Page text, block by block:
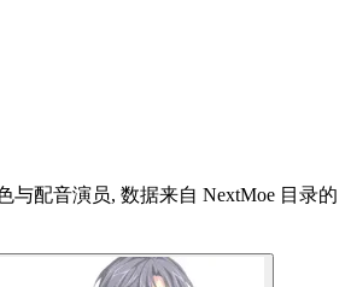
与配音演员, 数据来自 NextMoe 目录的